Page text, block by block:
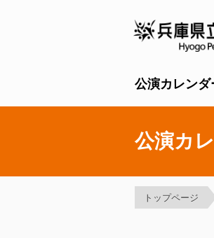
公演カレンダ
公演カ
トップページ